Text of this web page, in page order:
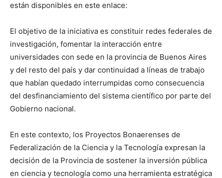
están disponibles en este enlace:
El objetivo de la iniciativa es constituir redes federales de
investigación, fomentar la interacción entre
universidades con sede en la provincia de Buenos Aires
y del resto del país y dar continuidad a líneas de trabajo
que habían quedado interrumpidas como consecuencia
del desfinanciamiento del sistema científico por parte del
Gobierno nacional.
En este contexto, los Proyectos Bonaerenses de
Federalización de la Ciencia y la Tecnología expresan la
decisión de la Provincia de sostener la inversión pública
en ciencia y tecnología como una herramienta estratégica